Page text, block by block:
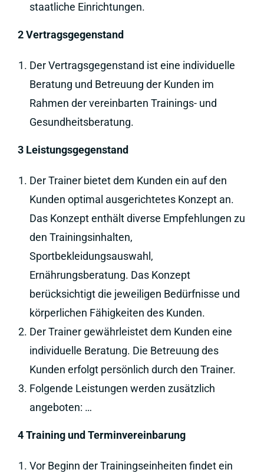
staatliche Einrichtungen.
2 Vertragsgegenstand
Der Vertragsgegenstand ist eine individuelle
Beratung und Betreuung der Kunden im
Rahmen der vereinbarten Trainings- und
Gesundheitsberatung.
3 Leistungsgegenstand
Der Trainer bietet dem Kunden ein auf den
Kunden optimal ausgerichtetes Konzept an.
Das Konzept enthält diverse Empfehlungen zu
den Trainingsinhalten,
Sportbekleidungsauswahl,
Ernährungsberatung. Das Konzept
berücksichtigt die jeweiligen Bedürfnisse und
körperlichen Fähigkeiten des Kunden.
Der Trainer gewährleistet dem Kunden eine
individuelle Beratung. Die Betreuung des
Kunden erfolgt persönlich durch den Trainer.
Folgende Leistungen werden zusätzlich
angeboten: …
4 Training und Terminvereinbarung
Vor Beginn der Trainingseinheiten findet ein